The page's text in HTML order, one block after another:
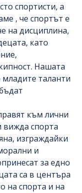
спортисти, а
, че спортът е
на дисциплина,
като
Нашата
младите таланти
към лични
вижда спорта
изграждайки
и
за едно
са в центъра
на спорта и на